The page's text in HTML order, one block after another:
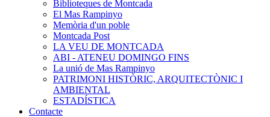
Biblioteques de Montcada
El Mas Rampinyo
Memòria d'un poble
Montcada Post
LA VEU DE MONTCADA
ABI - ATENEU DOMINGO FINS
La unió de Mas Rampinyo
PATRIMONI HISTÒRIC, ARQUITECTÒNIC I
AMBIENTAL
ESTADÍSTICA
Contacte